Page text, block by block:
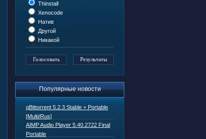
Thinstall
Xenocode
Натив
Другой
Никакой
Популярные новости
qBittorrent 5.2.3 Stable + Portable
[Multi/Rus]
AIMP Audio Player 5.40.2722 Final
Portable